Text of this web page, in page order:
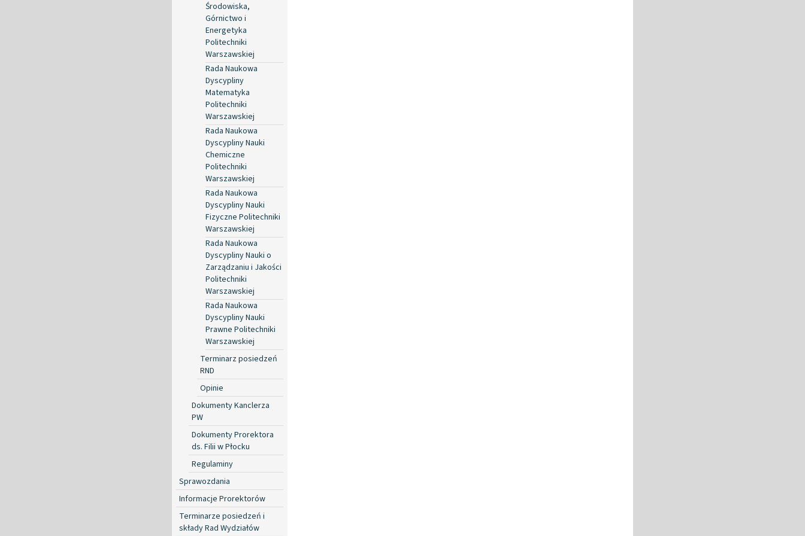
Środowiska,
Górnictwo i
Energetyka
Politechniki
Warszawskiej
Rada Naukowa
Dyscypliny
Matematyka
Politechniki
Warszawskiej
Rada Naukowa
Dyscypliny Nauki
Chemiczne
Politechniki
Warszawskiej
Rada Naukowa
Dyscypliny Nauki
Fizyczne Politechniki
Warszawskiej
Rada Naukowa
Dyscypliny Nauki o
Zarządzaniu i Jakości
Politechniki
Warszawskiej
Rada Naukowa
Dyscypliny Nauki
Prawne Politechniki
Warszawskiej
Terminarz posiedzeń
RND
Opinie
Dokumenty Kanclerza
PW
Dokumenty Prorektora
ds. Filii w Płocku
Regulaminy
Sprawozdania
Informacje Prorektorów
Terminarze posiedzeń i
składy Rad Wydziałów